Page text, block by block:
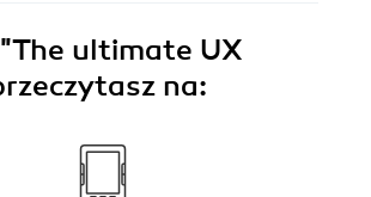
"The ultimate UX
na: